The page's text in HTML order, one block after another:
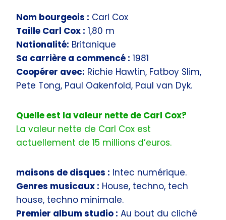
Nom bourgeois : Carl Cox
Taille Carl Cox : 1,80 m
Nationalité: Britanique
Sa carrière a commencé : 1981
Coopérer avec: Richie Hawtin, Fatboy Slim,
Pete Tong, Paul Oakenfold, Paul van Dyk.
Quelle est la valeur nette de Carl Cox?
La valeur nette de Carl Cox est
actuellement de 15 millions d’euros.
maisons de disques : Intec numérique.
Genres musicaux : House, techno, tech
house, techno minimale.
Premier album studio : Au bout du cliché